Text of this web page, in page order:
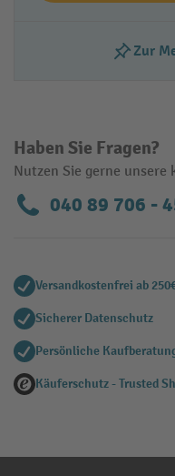
Zur
Haben Sie Fragen?
Nutzen Sie gerne unsere
040 89 706 -
Versandkostenfrei ab
Sicherer Datenschutz
Persönliche
Käuferschutz - Trusted